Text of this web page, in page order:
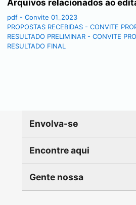
Arquivos relacionados ao
pdf - Convite 01_2023
PROPOSTAS RECEBIDAS - CONVITE
RESULTADO PRELIMINAR - CONVITE
RESULTADO FINAL
Envolva-se
Encontre aqui
Gente nossa